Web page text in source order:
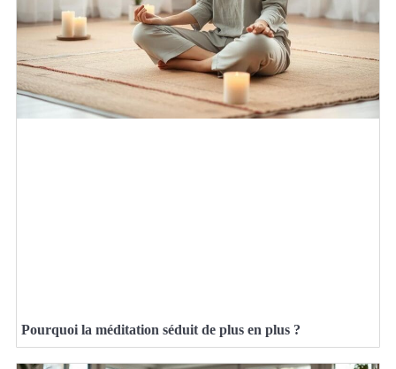
Pourquoi la méditation séduit de plus en plus ?